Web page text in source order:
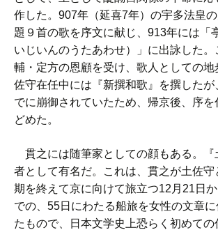
作した。907年（延喜7年）の宇多法皇
題９首の歌を序文に献じ、913年には「
いじいんのうたあわせ）」に出詠した
輔・定方の恩顧を受け、歌人としての地
佐守在任中には『新撰和歌』を撰したが
でに崩御されていたため、帰京後、序を
どめた。
貫之には随筆家としての顔もある。『
者として有名だ。これは、貫之が土佐
期を終えて京に向けて旅立つ12月21日
での、55日にわたる船旅を女性の文章
たもので、日本文学史上恐らく初めて